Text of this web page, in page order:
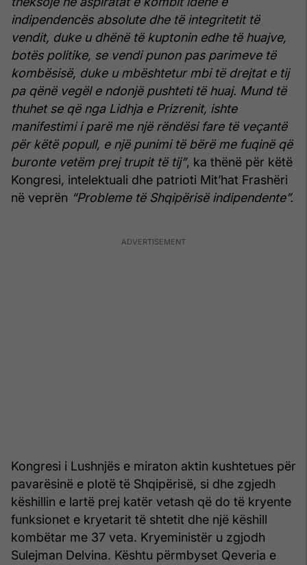
indipendencës absolute dhe të integritetit të
vendit, duke u dhënë të kuptonin edhe të huajve,
botës politike, se vendi punon pas parimeve të
kombësisë, duke u mbështetur mbi të drejtat e tij
pa qënë vegël e ndonjë pushteti të huaj. Mund të
thuhet se që nga Lidhja e Prizrenit, ishte
manifestimi i parë me një rëndësi fare të veçantë
për këtë popull, e një punimi të bërë me fuqinë që
buronte vetëm prej trupit të tij”, ka thënë për këtë
Kongresi, intelektuali dhe patrioti Mit’hat Frashëri
në veprën “Probleme të Shqipërisë indipendente”.
Kongresi i Lushnjës e miraton aktin kushtetues për
pavarësinë e plotë të Shqipërisë, si dhe zgjedh
këshillin e lartë prej katër vetash që do të kryente
funksionet e kryetarit të shtetit dhe një këshill
kombëtar me 37 veta. Kryeministër u zgjodh
Sulejman Delvina. Kështu përmbyset Qeveria e